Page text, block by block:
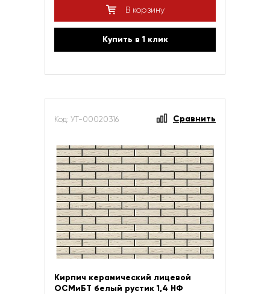
В корзину
Купить в 1 клик
Код: УТ-00020316 Сравнить
Кирпич керамический лицевой
ОСМиБТ белый рустик 1,4 НФ